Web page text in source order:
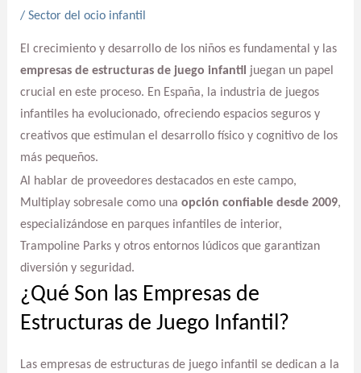
/ Sector del ocio infantil
El crecimiento y desarrollo de los niños es fundamental y las
empresas de estructuras de juego infantil juegan un papel
crucial en este proceso. En España, la industria de juegos
infantiles ha evolucionado, ofreciendo espacios seguros y
creativos que estimulan el desarrollo físico y cognitivo de los
más pequeños.
Al hablar de proveedores destacados en este campo,
Multiplay sobresale como una opción confiable desde 2009,
especializándose en parques infantiles de interior,
Trampoline Parks y otros entornos lúdicos que garantizan
diversión y seguridad.
¿Qué Son las Empresas de
Estructuras de Juego Infantil?
Las empresas de estructuras de juego infantil se dedican a la